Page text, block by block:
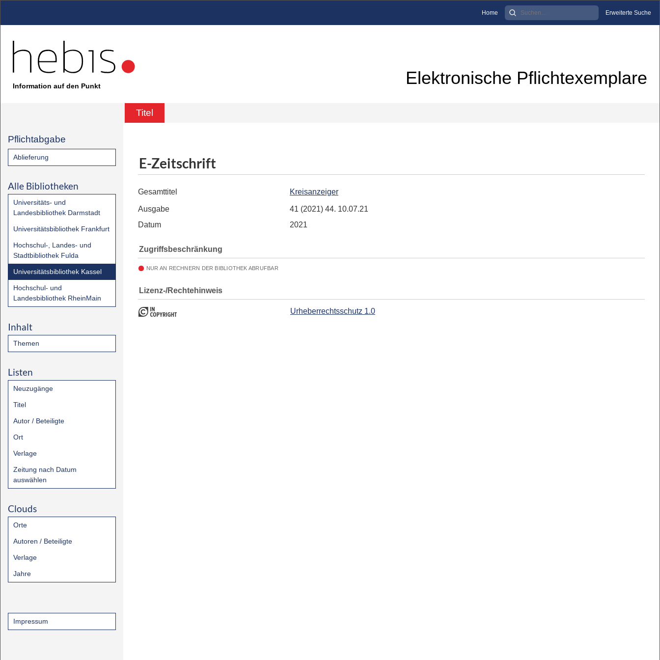
Home Erweiterte Suche
Information auf den Punkt Elektronische Pflichtexemplare
Titel
Pflichtabgabe
Ablieferung
Alle Bibliotheken
Universitäts- und
Landesbibliothek Darmstadt
Universitätsbibliothek Frankfurt
Hochschul-, Landes- und
Stadtbibliothek Fulda
Universitätsbibliothek Kassel
Hochschul- und
Landesbibliothek RheinMain
Inhalt
Themen
Listen
Neuzugänge
Titel
Autor / Beteiligte
Ort
Verlage
Zeitung nach Datum
auswählen
Clouds
Orte
Autoren / Beteiligte
Verlage
Jahre
Impressum
E-Zeitschrift
Gesamttitel Kreisanzeiger
Ausgabe
41 (2021) 44. 10.07.21
Datum
2021
Zugriffsbeschränkung
NUR AN RECHNERN DER BIBLIOTHEK ABRUFBAR
Lizenz-/Rechtehinweis
Urheberrechtsschutz 1.0